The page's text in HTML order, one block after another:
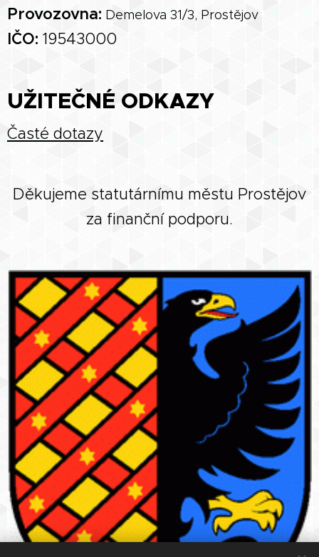
Provozovna: Demelova 31/3, Prostějov
IČO: 19543000
UŽITEČNÉ ODKAZY
Časté dotazy
Děkujeme statutárnímu městu Prostějov
za finanční podporu.